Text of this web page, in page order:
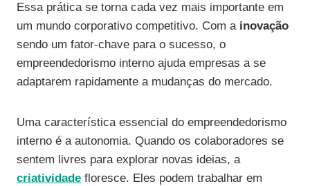
Essa prática se torna cada vez mais importante em
um mundo corporativo competitivo. Com a inovação
sendo um fator-chave para o sucesso, o
empreendedorismo interno ajuda empresas a se
adaptarem rapidamente a mudanças do mercado.
Uma característica essencial do empreendedorismo
interno é a autonomia. Quando os colaboradores se
sentem livres para explorar novas ideias, a
criatividade floresce. Eles podem trabalhar em